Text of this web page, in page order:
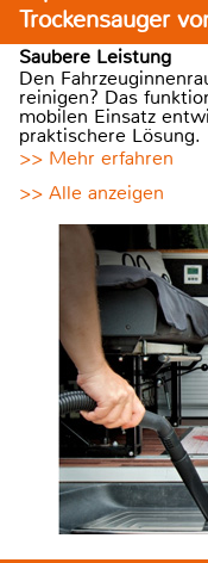
Trockensauger
Saubere Leistung
Den
reinigen? Das
mobilen Einsatz
praktischere Lösung.
>> Mehr erfahren
>> Alle anzeigen